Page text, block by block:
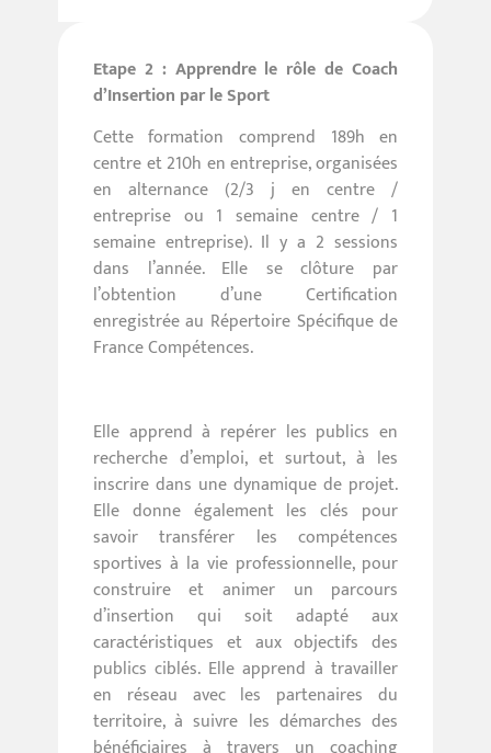
Etape 2 : Apprendre le rôle de Coach
d’Insertion par le Sport
Cette formation comprend 189h en
centre et 210h en entreprise, organisées
en alternance (2/3 j en centre /
entreprise ou 1 semaine centre / 1
semaine entreprise). Il y a 2 sessions
dans l’année. Elle se clôture par
l’obtention d’une Certification
enregistrée au Répertoire Spécifique de
France Compétences.
Elle apprend à repérer les publics en
recherche d’emploi, et surtout, à les
inscrire dans une dynamique de projet.
Elle donne également les clés pour
savoir transférer les compétences
sportives à la vie professionnelle, pour
construire et animer un parcours
d’insertion qui soit adapté aux
caractéristiques et aux objectifs des
publics ciblés. Elle apprend à travailler
en réseau avec les partenaires du
territoire, à suivre les démarches des